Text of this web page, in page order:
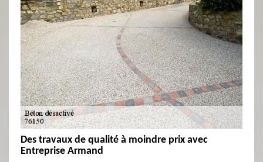
Des travaux de qualité à moindre prix avec
Entreprise Armand